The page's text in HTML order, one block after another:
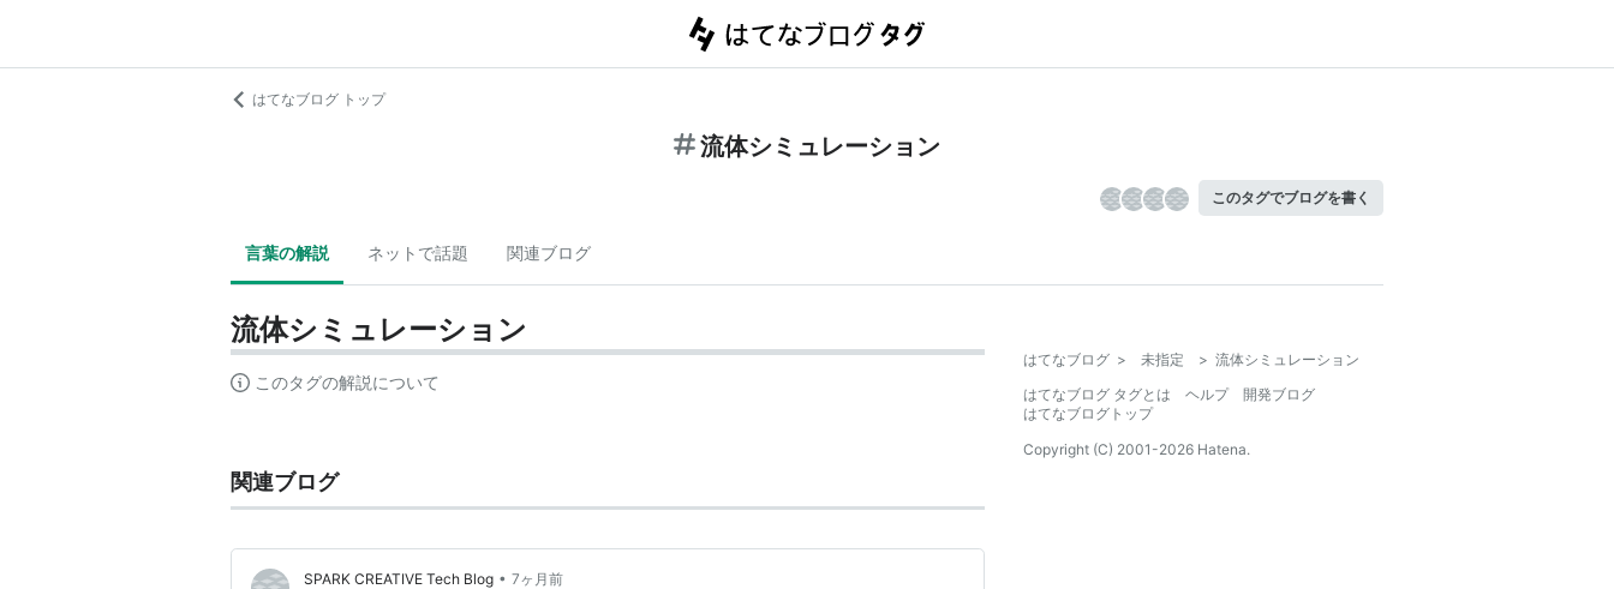
はてなブログ トップ
流体シミュレーション
このタグでブログを書く
言葉の解説 ネットで話題 関連ブログ
流体シミュレーション
このタグの解説について
関連ブログ
SPARK CREATIVE Tech Blog • 7ヶ月前
はてなブログ > 未指定 > 流体シミュレーション
はてなブログ タグとは
ヘルプ
開発ブログ
はてなブログトップ
Copyright (C) 2001-2026 Hatena.